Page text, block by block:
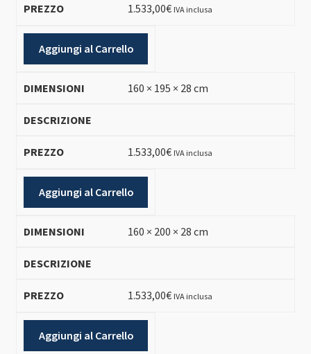
1.533,00€ IVA inclusa
Aggiungi al Carrello
160 × 195 × 28 cm
1.533,00€ IVA inclusa
Aggiungi al Carrello
160 × 200 × 28 cm
1.533,00€ IVA inclusa
Aggiungi al Carrello